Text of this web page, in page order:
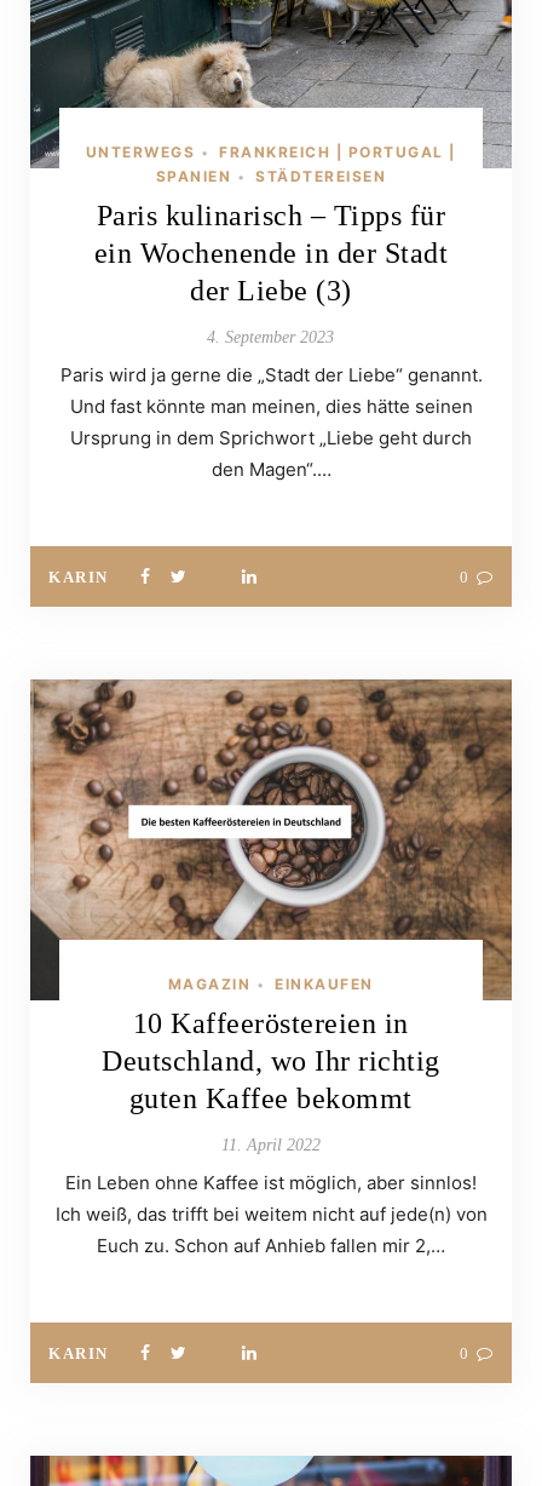
UNTERWEGS •
FRANKREICH | PORTUGAL |
SPANIEN • STÄDTEREISEN
Paris kulinarisch – Tipps für
ein Wochenende in der Stadt
der Liebe (3)
4. September 2023
Paris wird ja gerne die „Stadt der Liebe“ genannt.
Und fast könnte man meinen, dies hätte seinen
Ursprung in dem Sprichwort „Liebe geht durch
den Magen“.…
KARIN 0
MAGAZIN • EINKAUFEN
10 Kaffeeröstereien in
Deutschland, wo Ihr richtig
guten Kaffee bekommt
11. April 2022
Ein Leben ohne Kaffee ist möglich, aber sinnlos!
Ich weiß, das trifft bei weitem nicht auf jede(n) von
Euch zu. Schon auf Anhieb fallen mir 2,…
KARIN 0